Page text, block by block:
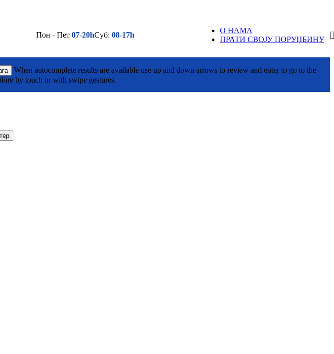
Пон - Пет 07-20hСуб: 08-17h
О НАМА
ПРАТИ СВОЈУ ПОРУЏБИНУ
When autocomplete results are available use up and down arrows to review and enter to go to the
by touch or with swipe gestures.